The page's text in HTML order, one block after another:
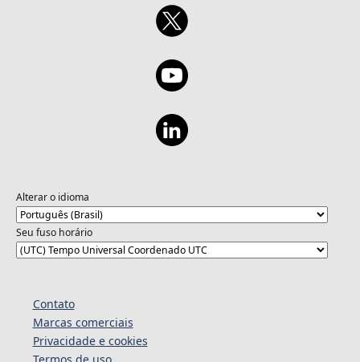
Alterar o idioma
Seu fuso horário
Contato
Marcas comerciais
Privacidade e cookies